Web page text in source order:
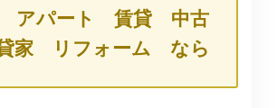
アパート 賃貸 中古
家 リフォーム なら